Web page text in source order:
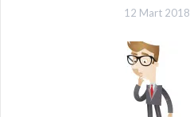
12 Mart 2018